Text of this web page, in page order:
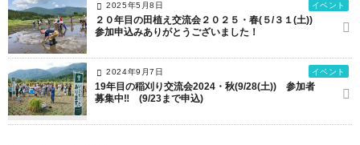
2025年5月8日 イベント
２０年目の田植え交流会２０２５・春(５/３１(土))
参加申込みありがとうございました！
2024年9月7日 イベント
19年目の稲刈り交流会2024・秋(9/28(土)) 参加者
募集中‼ (9/23まで申込)